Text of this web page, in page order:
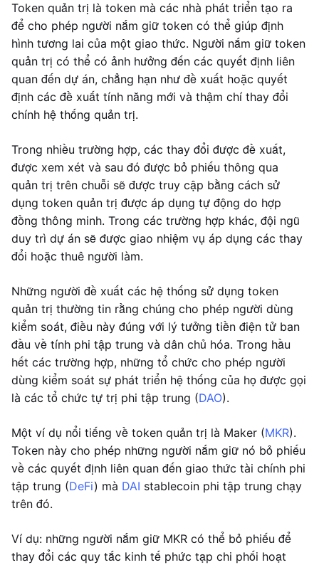
Token quản trị là token mà các nhà phát triển tạo ra
để cho phép người nắm giữ token có thể giúp định
hình tương lai của một giao thức. Người nắm giữ token
quản trị có thể có ảnh hưởng đến các quyết định liên
quan đến dự án, chẳng hạn như đề xuất hoặc quyết
định các đề xuất tính năng mới và thậm chí thay đổi
chính hệ thống quản trị.
Trong nhiều trường hợp, các thay đổi được đề xuất,
được xem xét và sau đó được bỏ phiếu thông qua
quản trị trên chuỗi sẽ được truy cập bằng cách sử
dụng token quản trị được áp dụng tự động do hợp
đồng thông minh. Trong các trường hợp khác, đội ngũ
duy trì dự án sẽ được giao nhiệm vụ áp dụng các thay
đổi hoặc thuê người làm.
Những người đề xuất các hệ thống sử dụng token
quản trị thường tin rằng chúng cho phép người dùng
kiểm soát, điều này đúng với lý tưởng tiền điện tử ban
đầu về tính phi tập trung và dân chủ hóa. Trong hầu
hết các trường hợp, những tổ chức cho phép người
dùng kiểm soát sự phát triển hệ thống của họ được gọi
là các tổ chức tự trị phi tập trung (DAO).
Một ví dụ nổi tiếng về token quản trị là Maker (MKR).
Token này cho phép những người nắm giữ nó bỏ phiếu
về các quyết định liên quan đến giao thức tài chính phi
tập trung (DeFi) mà DAI stablecoin phi tập trung chạy
trên đó.
Ví dụ: những người nắm giữ MKR có thể bỏ phiếu để
thay đổi các quy tắc kinh tế phức tạp chi phối hoạt